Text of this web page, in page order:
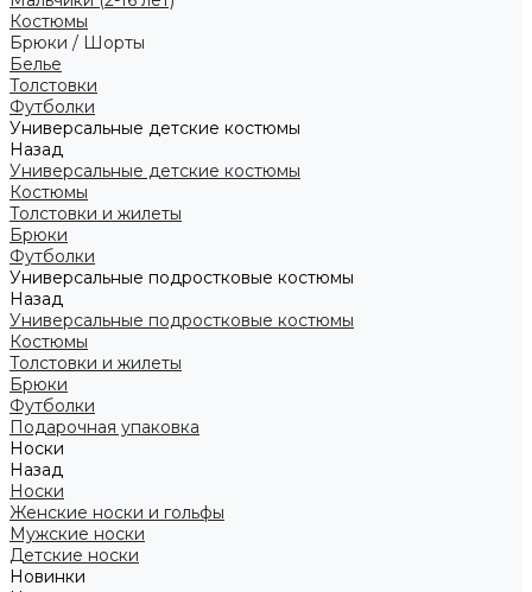
Костюмы
Брюки / Шорты
Белье
Толстовки
Футболки
Универсальные детские костюмы
Назад
Универсальные детские костюмы
Костюмы
Толстовки и жилеты
Брюки
Футболки
Универсальные подростковые костюмы
Назад
Универсальные подростковые костюмы
Костюмы
Толстовки и жилеты
Брюки
Футболки
Подарочная упаковка
Носки
Назад
Носки
Женские носки и гольфы
Мужские носки
Детские носки
Новинки